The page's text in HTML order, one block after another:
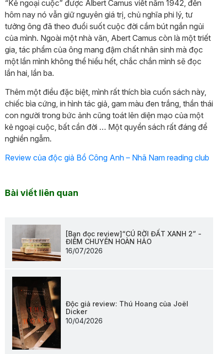
“Kẻ ngoại cuộc” được Albert Camus viết năm 1942, đến
hôm nay nó vẫn giữ nguyên giá trị, chủ nghĩa phi lý, tư
tưởng ông đã theo đuổi suốt cuộc đời cầm bút ngắn ngủi
của mình. Ngoài một nhà văn, Abert Camus còn là một triết
gia, tác phẩm của ông mang đậm chất nhân sinh mà đọc
một lần mình không thể hiểu hết, chắc chắn mình sẽ đọc
lần hai, lần ba.
Thêm một điều đặc biệt, mình rất thích bìa cuốn sách này,
chiếc bìa cứng, in hình tác giả, gam màu đen trắng, thần thái
con người trong bức ảnh cũng toát lên diện mạo của một
kẻ ngoại cuộc, bất cần đời … Một quyển sách rất đáng để
nghiền ngẫm.
Review của độc giả Bồ Công Anh – Nhã Nam reading club
Bài viết liên quan
[Bạn đọc review]“CÚ RỜI ĐẤT XANH 2” -
ĐIỂM CHUYỂN HOÀN HẢO
16/07/2026
Độc giả review: Thú Hoang của Joël
Dicker
10/04/2026